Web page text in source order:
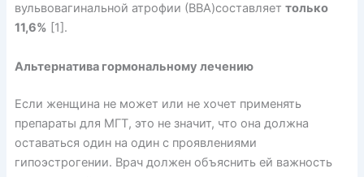
вульвовагинальной атрофии (ВВА)составляет только
11,6% [1].
Альтернатива гормональному лечению
Если женщина не может или не хочет применять
препараты для МГТ, это не значит, что она должна
оставаться один на один с проявлениями
гипоэстрогении. Врач должен объяснить ей важность